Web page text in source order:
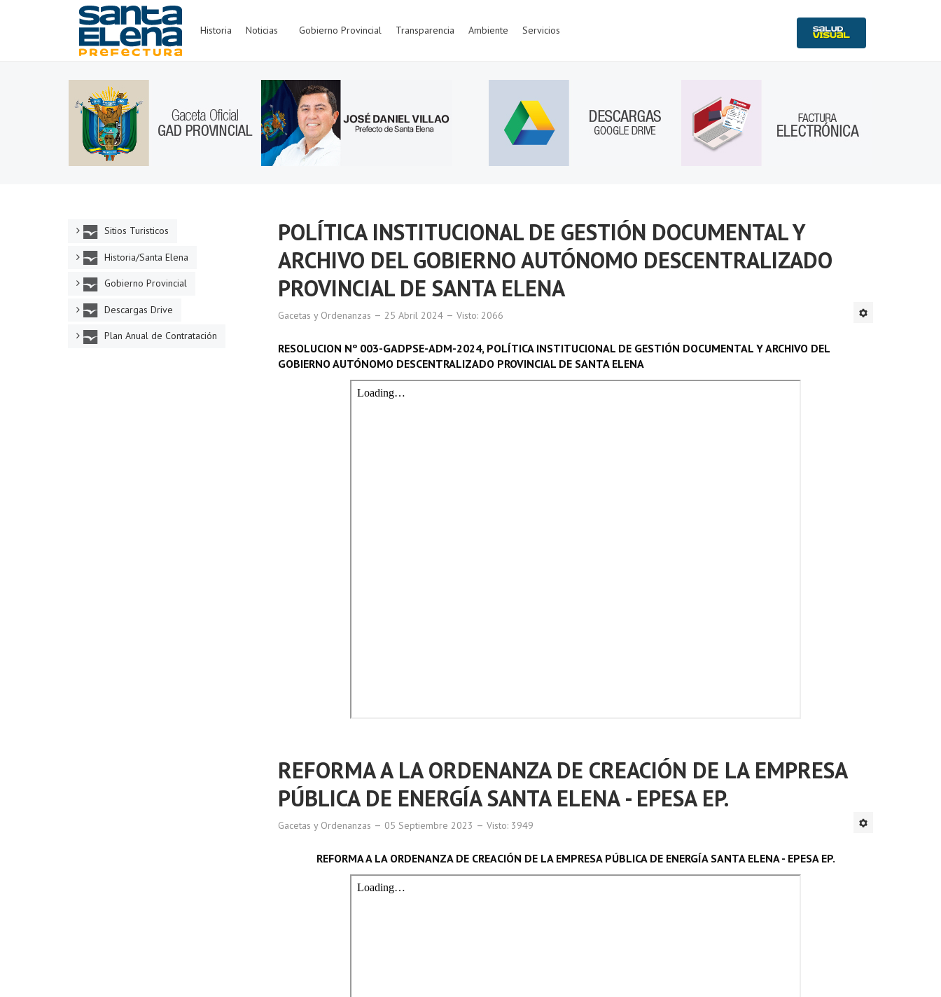
Historia Noticias Gobierno Provincial Transparencia Ambiente Servicios
POLÍTICA INSTITUCIONAL DE GESTIÓN DOCUMENTAL Y
ARCHIVO DEL GOBIERNO AUTÓNOMO DESCENTRALIZADO
PROVINCIAL DE SANTA ELENA
Gacetas y Ordenanzas 25 Abril 2024 Visto: 2066
RESOLUCION Nº 003-GADPSE-ADM-2024, POLÍTICA INSTITUCIONAL DE GESTIÓN DOCUMENTAL Y ARCHIVO DEL
GOBIERNO AUTÓNOMO DESCENTRALIZADO PROVINCIAL DE SANTA ELENA
REFORMA A LA ORDENANZA DE CREACIÓN DE LA EMPRESA
PÚBLICA DE ENERGÍA SANTA ELENA - EPESA EP.
Gacetas y Ordenanzas 05 Septiembre 2023 Visto: 3949
REFORMA A LA ORDENANZA DE CREACIÓN DE LA EMPRESA PÚBLICA DE ENERGÍA SANTA ELENA - EPESA EP.
Sitios Turisticos
Historia/Santa Elena
Gobierno Provincial
Descargas Drive
Plan Anual de Contratación